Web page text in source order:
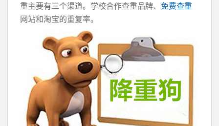
重主要有三个渠道。学校合作查重品牌、 免费查重
网站和淘宝的重复率。